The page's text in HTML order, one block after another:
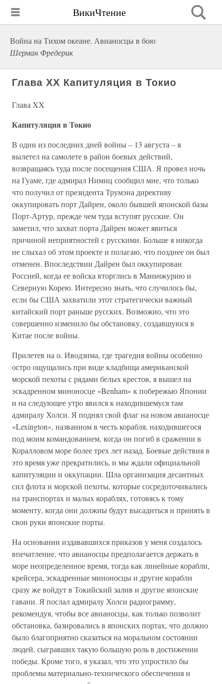
ВикиЧтение
Война на Тихом океане. Авианосцы в бою
Шерман Фредерик
Глава XX Капитуляция в Токио
Глава XX
Капитуляция в Токио
В один из последних дней войны – 13 августа – я
вылетел на самолете в район боевых действий,
возвращаясь туда после посещения США. Я провел ночь
на Гуаме, где адмирал Нимиц сообщил мне, что только
что получил от президента Трумэна директиву
оккупировать порт Дайрен, около бывшей японской базы
Порт-Артур, прежде чем туда вступят русские. Он
заметил, что захват порта Дайрен может явиться
причиной неприятностей с русскими. Больше я никогда
не слыхал об этом проекте и полагаю, что позднее он был
отменен. Впоследствии Дайрен был оккупирован
Россией, когда ее войска вторглись в Маньчжурию и
Северную Корею. Интересно знать, что случилось бы,
если бы США захватили этот стратегически важный
китайский порт раньше русских. Возможно, что это
совершенно изменило бы обстановку, создавшуюся в
Китае после войны.
Прилетев на о. Иводзима, где трагедия войны особенно
остро ощущались при виде кладбища американской
морской пехоты с рядами белых крестов, я вышел на
эскадренном миноносце «Benham» к побережью Японии
и на следующее утро явился к находившемуся там
адмиралу Холси. Я поднял свой флаг на новом авианосце
«Lexington», названном в честь корабля, находившегося
под моим командованием, когда он погиб в сражении в
Коралловом море более трех лет назад. Боевые действия в
это время уже прекратились, и мы ждали официальной
капитуляции и оккупации. Шла организация десантных
сил флота и морской пехоты, которые сосредоточивались
на транспортах и малых кораблях, готовясь к тому
моменту, когда они должны будут высадиться и принять в
свои руки японские порты.
На основании издававшихся приказов у меня создалось
впечатление, что авианосцы предполагается держать в
море неопределенное время, тогда как линейные корабли,
крейсера, эскадренные миноносцы и другие корабли
сразу же войдут в Токийский залив и другие японские
гавани. Я послал адмиралу Холси радиограмму,
рекомендуя, чтобы все авианосцы, как только позволит
обстановка, базировались в японских портах, что должно
было благоприятно сказаться на моральном состоянии
людей, сыгравших такую большую роль в достижении
победы. Кроме того, я указал, что это упростило бы
проблемы материально-технического обеспечения и